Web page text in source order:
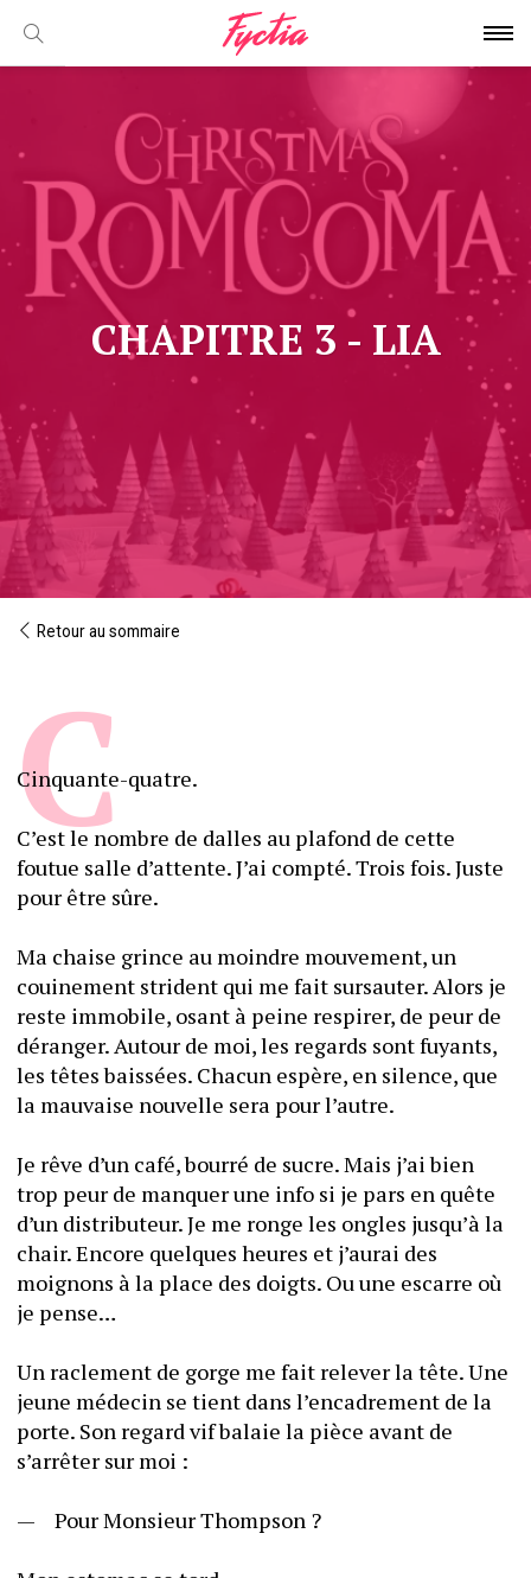
CHAPITRE 3 - LIA
Retour au sommaire
C’est le nombre de dalles au plafond de cette
foutue salle d’attente. J’ai compté. Trois fois. Juste
pour être sûre.
Ma chaise grince au moindre mouvement, un
couinement strident qui me fait sursauter. Alors je
reste immobile, osant à peine respirer, de peur de
déranger. Autour de moi, les regards sont fuyants,
les têtes baissées. Chacun espère, en silence, que
Je rêve d’un café, bourré de sucre. Mais j’ai bien
trop peur de manquer une info si je pars en quête
d’un distributeur. Je me ronge les ongles jusqu’à la
chair. Encore quelques heures et j’aurai des
moignons à la place des doigts. Ou une escarre où
Un raclement de gorge me fait relever la tête. Une
jeune médecin se tient dans l’encadrement de la
porte. Son regard vif balaie la pièce avant de
—	Pour Monsieur Thompson ?